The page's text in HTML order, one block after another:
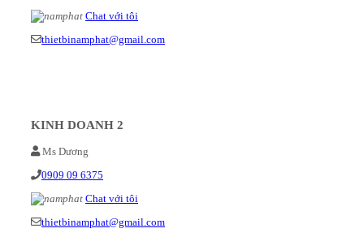
Chat với tôi
thietbinamphat@gmail.com
KINH DOANH 2
Ms Dương
0909 09 6375
Chat với tôi
thietbinamphat@gmail.com